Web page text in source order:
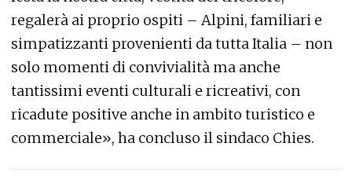
regalerà ai proprio ospiti – Alpini, familiari e
simpatizzanti provenienti da tutta Italia – non
solo momenti di convivialità ma anche
tantissimi eventi culturali e ricreativi, con
ricadute positive anche in ambito turistico e
commerciale», ha concluso il sindaco Chies.